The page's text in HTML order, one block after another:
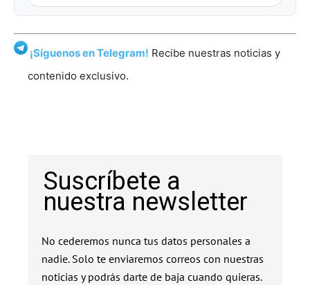
¡Síguenos en Telegram! Recibe nuestras noticias y
contenido exclusivo.
Suscríbete a
nuestra newsletter
No cederemos nunca tus datos personales a
nadie. Solo te enviaremos correos con nuestras
noticias y podrás darte de baja cuando quieras.